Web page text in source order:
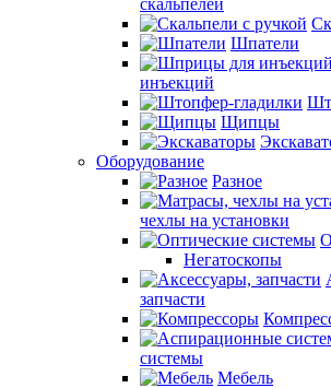
скальпелей
Шпатели
инъекций
Щипцы
Оборудование
Разное
чехлы на установки
Негатоскопы
запчасти
системы
Мебель